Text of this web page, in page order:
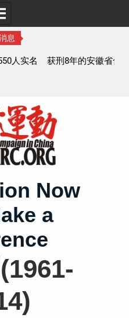
息
学员、软件工程师唐志飞的
历
Now
a